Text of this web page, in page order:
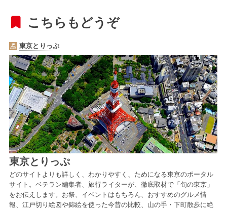
こちらもどうぞ